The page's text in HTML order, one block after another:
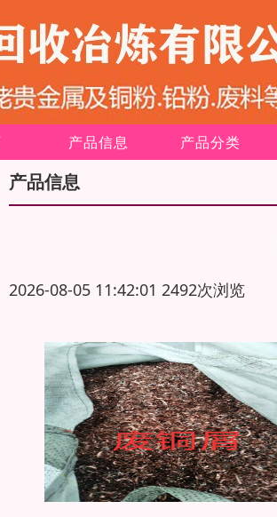
产品信息 产品分类
产品信息
2026-08-05 11:42:01 2492次浏览